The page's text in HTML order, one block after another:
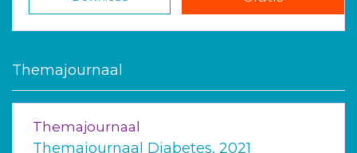
Themajournaal
Themajournaal
Themajournaal Diabetes, 2021